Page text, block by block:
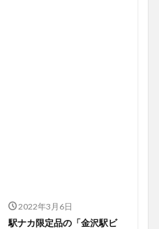
2022年3月6日
駅ナカ限定品の「金沢駅ビ